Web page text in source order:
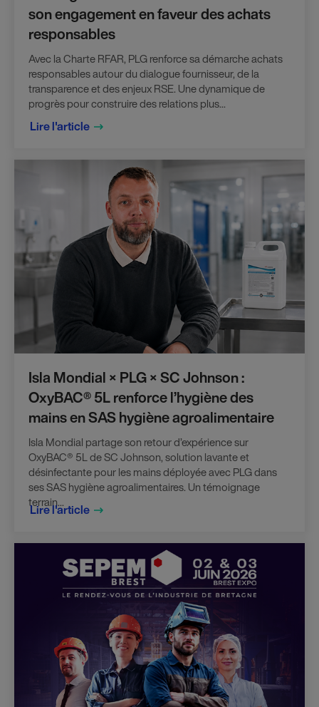
son engagement en faveur des achats
responsables
Avec la Charte RFAR, PLG renforce sa démarche achats
responsables autour du dialogue fournisseur, de la
transparence et des enjeux RSE. Une dynamique de
progrès pour construire des relations plus...
Lire l'article
Isla Mondial × PLG × SC Johnson :
OxyBAC® 5L renforce l’hygiène des
mains en SAS hygiène agroalimentaire
Isla Mondial partage son retour d’expérience sur
OxyBAC® 5L de SC Johnson, solution lavante et
désinfectante pour les mains déployée avec PLG dans
ses SAS hygiène agroalimentaires. Un témoignage
terrain...
Lire l'article